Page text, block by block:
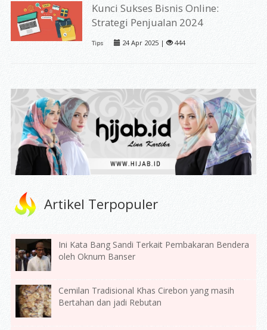
Kunci Sukses Bisnis Online:
Strategi Penjualan 2024
Tips 24 Apr 2025 | 444
Artikel Terpopuler
Ini Kata Bang Sandi Terkait Pembakaran Bendera
oleh Oknum Banser
Cemilan Tradisional Khas Cirebon yang masih
Bertahan dan jadi Rebutan